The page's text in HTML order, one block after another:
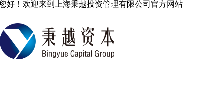
好！欢迎来到上海秉越投资管理有限公司官方网站